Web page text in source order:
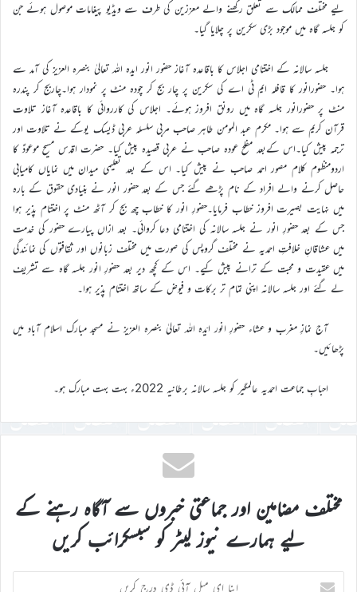
لیے مختلف ممالک سے تعلق رکھنے والے معززین کی طرف سے ویڈیو پیغامات موصول ہوئے جن
کو جلسہ گاہ میں موجود بڑی سکرین پر چلایا گیا۔
جلسہ سالانہ کے اختتامی اجلاس کا باقاعدہ آغاز حضور انور ایدہ اللہ تعالیٰ بنصرہ العزیز کی آمد سے
ہوا۔ حضورانور کا قافلہ ایم ٹی اے کی سکرین پر چار بج کر چودہ منٹ پر نمودار ہوا۔چاربج کر پندرہ
منٹ پر حضورانور جلسہ گاہ میں رونق افروز ہوئے۔ اجلاس کی کارروائی کا باقاعدہ آغاز تلاوت
قرآن کریم سے ہوا۔ مکرم عبد المومن طاہر صاحب مربی سلسلہ عربی ڈیسک یوکے نے تلاوت اور
ترجمہ پیش کیا۔اس کےبعد مفلح عودہ صاحب نے عربی قصیدہ پیش کیا۔ حضرت اقدس مسیح موعودؑ کا
اردومنظوم کلام مصور احمد صاحب نے پیش کیا۔ اس کے بعد تعلیمی میدان میں نمایاں کامیابی
حاصل کرنے والے افراد کے نام پڑھے گئے جس کے بعد حضور انور نے بنیادی حقوق کے بارہ
میں نہایت بصیرت افروز خطاب فرمایا۔حضورِ انور کا خطاب چھ بج کر آٹھ منٹ پر اختتام پذیر ہوا
جس کے بعد حضورِ انور نے جلسہ سالانہ کی اختتامی دعا کروائی۔ بعد ازاں پیارے حضور کی خدمت
میں عشاقانِ خلافتِ احمدیہ نے مختلف گروپس کی صورت میں مختلف زبانوں اور ثقافتوں کی نمائندگی
میں عقیدت و محبت کے ترانے پیش کیے۔ اس کے کچھ دیر بعد حضورِ انور جلسہ گاہ سے تشریف
لے گئے اور جلسہ سالانہ اپنی تمام تر برکات و فیوض کے ساتھ اختتام پذیر ہوا۔
آج نمازِ مغرب و عشاء حضورِ انور ایّدہ اللہ تعالیٰ بنصرہ العزیز نے مسجد مبارک اسلام آباد میں
پڑھائیں۔
احبابِ جماعت احمدیہ عالمگیر کو جلسہ سالانہ برطانیہ 2022ء بہت بہت مبارک ہو۔
مختلف مضامین اور جماعتی خبروں سے آگاہ رہنے کے
لیے ہمارے نیوز لیٹر کو سبسکرائب کریں
اپنا